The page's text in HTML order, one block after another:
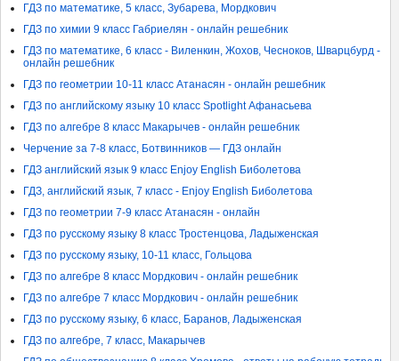
ГДЗ по математике, 5 класс, Зубарева, Мордкович
ГДЗ по химии 9 класс Габриелян - онлайн решебник
ГДЗ по математике, 6 класс - Виленкин, Жохов, Чесноков, Шварцбурд -
онлайн решебник
ГДЗ по геометрии 10-11 класс Атанасян - онлайн решебник
ГДЗ по английскому языку 10 класс Spotlight Афанасьева
ГДЗ по алгебре 8 класс Макарычев - онлайн решебник
Черчение за 7-8 класс, Ботвинников — ГДЗ онлайн
ГДЗ английский язык 9 класс Enjoy English Биболетова
ГДЗ, английский язык, 7 класс - Enjoy English Биболетова
ГДЗ по геометрии 7-9 класс Атанасян - онлайн
ГДЗ по русскому языку 8 класс Тростенцова, Ладыженская
ГДЗ по русскому языку, 10-11 класс, Гольцова
ГДЗ по алгебре 8 класс Мордкович - онлайн решебник
ГДЗ по алгебре 7 класс Мордкович - онлайн решебник
ГДЗ по русскому языку, 6 класс, Баранов, Ладыженская
ГДЗ по алгебре, 7 класс, Макарычев